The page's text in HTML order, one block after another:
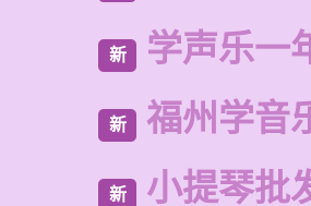
新 学声乐一
新 福州学音
新 小提琴批